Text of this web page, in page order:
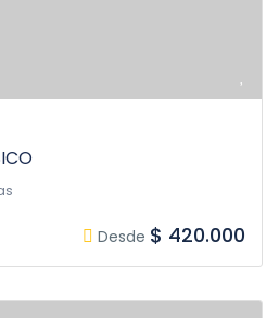
Desde $ 420.000